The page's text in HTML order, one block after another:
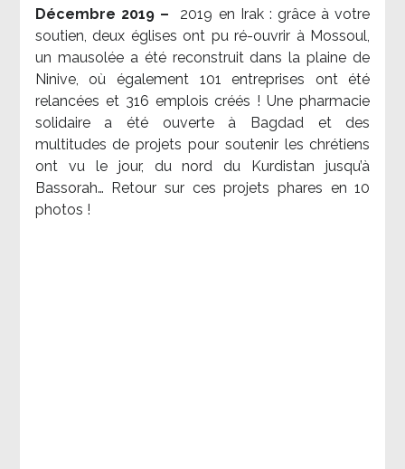
Décembre 2019 – 2019 en Irak : grâce à votre
soutien, deux églises ont pu ré-ouvrir à Mossoul,
un mausolée a été reconstruit dans la plaine de
Ninive, où également 101 entreprises ont été
relancées et 316 emplois créés ! Une pharmacie
solidaire a été ouverte à Bagdad et des
multitudes de projets pour soutenir les chrétiens
ont vu le jour, du nord du Kurdistan jusqu’à
Bassorah… Retour sur ces projets phares en 10
photos !